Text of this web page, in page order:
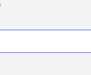
Veranstaltungen